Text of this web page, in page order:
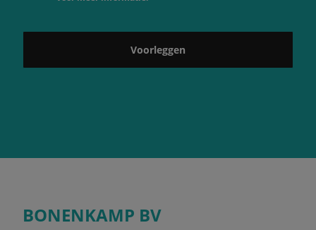
Voorleggen
BONENKAMP BV